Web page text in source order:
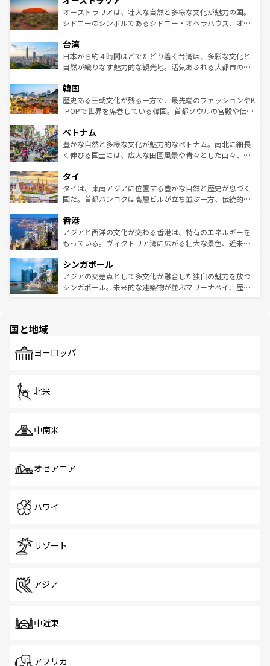
文化が魅力。旅行者はアメリカの各地域で異なる魅力を楽
しみながら、その多様性と豊かな歴史を感じることができ
ならではの贅沢な旅のスタイルだ。 なお、新着のアメリカ
情報はコンテンツ一覧を参照してほしい。
島だが、静かな自然を求めるならマウイ島やカウアイ島が
おすすめ。エメラルドグリーンに輝く海をはじめ、豊かな
れるおもてなしの心で訪れる人々を迎えてくれるハワイの
人々、おいしいローカルフードやハワイアンミュージッ
ク、伝統的なフラダンスなど、すべてがハワイの魅力を彩
ワイを、存分に味わってほしい。 なお、新着のハワイ情報
はコンテンツ一覧を参照してほしい。
オーストラリアは、壮大な自然と多様な文化が魅力の国。
シドニーのシンボルであるシドニー・オペラハウス、オー
リアリーフや大陸中央部にそびえるウルル（エアーズロッ
ク）、タスマニアの美しい原生林やケアンズの熱帯雨林な
ど、見どころがたくさん。また、カフェやワイン、オージ
いる。アクティビティも充実しており、サーフィンやダイ
ビング、ハイキングなど、アウトドア好きにはたまらな
い。オーストラリアの多彩な魅力を存分に味わいつくそ
参照してほしい。
台湾
日本から約４時間ほどでたどり着く台湾は、多彩な文化と
自然が織りなす魅力的な観光地。活気あふれる大都市の台
ン）、静ひつな山岳地帯である台湾東部など、都市の喧騒
と山間の静けさが共存しており、訪れる人に新しい発見と
驚きをもたらしてくれる。また、奥深い台湾の食文化も魅
容にもいいと評判のスイーツなど、バラエティ豊かな料理
が味わえる。 なお、新着の台湾情報は コンテンツ一覧を参
照してほしい。
韓国
歴史ある王朝文化が残る一方で、最先端のファッションやK
-POPで世界を席巻している韓国。首都ソウルの宮殿や伝統
き、地方に足を延ばせば四季折々の自然美を楽しむことが
できる。そして、キムチや焼肉、絶品のストリートフード
まで、さまざまな韓国料理が待っている。夜には、韓国な
リティに包まれながら、韓国の多彩な魅力を心ゆくまで味
わってみてほしい。 なお、新着の韓国情報はコンテンツ一
覧を参照してほしい。
ベトナム
豊かな自然と多様な文化が魅力的なベトナム。南北に細長
く伸びる国土には、広大な田園風景や青々とした山々、世
急速な発展と共に伝統が息づく。ハノイの古い町並みやホ
ーチミン市のフランス統治時代の建物も、独特の雰囲気を
醸し出している。また、バラエティの豊かさとおいしさで
とつ。フォーやバインミー、ベトナムコーヒーなどは、ぜ
ひ現地で味わいたい。どの地域を訪れてもあたたかい人々
が旅行者を迎えてくれるので、きっと忘れられない旅にな
参照してほしい。
タイ
タイは、東南アジアに位置する豊かな自然と歴史が息づく
国だ。首都バンコクは高層ビルが立ち並ぶ一方、伝統的な
の活気が交差している。北部ではチェンマイなどの山岳地
帯で自然と触れ合い、南部ではプーケットやクラビの美し
いビーチでリゾート気分を楽しむことができる。タイ料理
激する。気候は一年中温暖で、どの季節にも異なる楽しみ
が待っている。親しみやすいタイの人々、仏教を中心とし
た文化、そして多様な観光資源が、訪れる旅人を魅了し続
香港
アジアと西洋の文化が交わる香港は、特有のエネルギーを
もっている。ヴィクトリア湾に広がる壮大な景色、近未来
み、どこを訪れても感動するはず。観光スポットが密集し
ており、効率よく見どころを回れるのも魅力。息をのむよ
うな絶景から文化的な体験まで、香港を存分に楽しみ尽く
シンガポール
アジアの交差点として多文化が融合した独自の魅力を放つ
シンガポール。未来的な建築物が並ぶマリーナベイ、歴史
で、ホーカーズは地元の風情を楽しめる外せないスポット
国と地域
ヨーロッパ
北米
中南米
オセアニア
ハワイ
リゾート
アジア
中近東
アフリカ